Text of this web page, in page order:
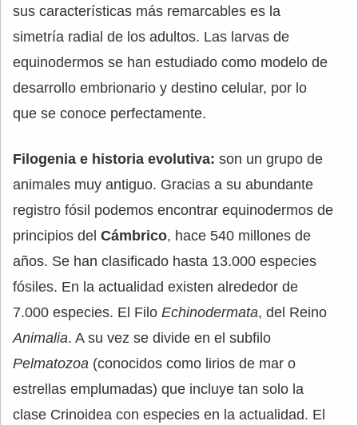
sus características más remarcables es la
simetría radial de los adultos. Las larvas de
equinodermos se han estudiado como modelo de
desarrollo embrionario y destino celular, por lo
que se conoce perfectamente.
Filogenia e historia evolutiva: son un grupo de
animales muy antiguo. Gracias a su abundante
registro fósil podemos encontrar equinodermos de
principios del Cámbrico, hace 540 millones de
años. Se han clasificado hasta 13.000 especies
fósiles. En la actualidad existen alrededor de
7.000 especies. El Filo Echinodermata, del Reino
Animalia. A su vez se divide en el subfilo
Pelmatozoa (conocidos como lirios de mar o
estrellas emplumadas) que incluye tan solo la
clase Crinoidea con especies en la actualidad. El